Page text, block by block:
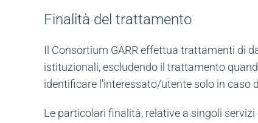
Finalità del trattamento
Il Consortium GARR effettua trattamenti di
istituzionali, escludendo il trattamento
identificare l'interessato/utente solo in caso
Le particolari finalità, relative a singoli